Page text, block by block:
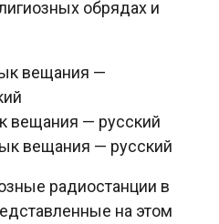
обрядах и
вещания —
вещания — русский
вещания — русский
радиостанции в
на этом